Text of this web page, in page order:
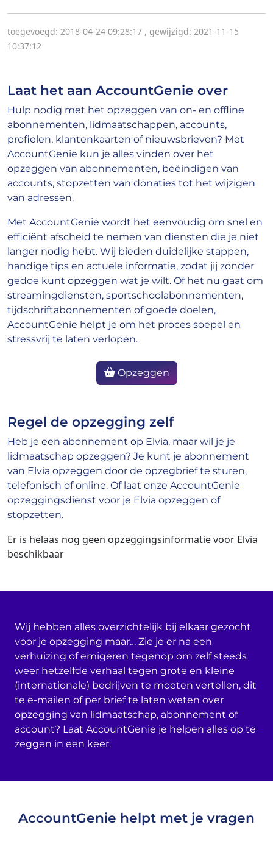
toegevoegd: 2018-04-24 09:28:17 , gewijzigd: 2021-11-15
10:37:12
Laat het aan AccountGenie over
Hulp nodig met het opzeggen van on- en offline
abonnementen, lidmaatschappen, accounts,
profielen, klantenkaarten of nieuwsbrieven? Met
AccountGenie kun je alles vinden over het
opzeggen van abonnementen, beëindigen van
accounts, stopzetten van donaties tot het wijzigen
van adressen.
Met AccountGenie wordt het eenvoudig om snel en
efficiënt afscheid te nemen van diensten die je niet
langer nodig hebt. Wij bieden duidelijke stappen,
handige tips en actuele informatie, zodat jij zonder
gedoe kunt opzeggen wat je wilt. Of het nu gaat om
streamingdiensten, sportschoolabonnementen,
tijdschriftabonnementen of goede doelen,
AccountGenie helpt je om het proces soepel en
stressvrij te laten verlopen.
Opzeggen
Regel de opzegging zelf
Heb je een abonnement op Elvia, maar wil je je
lidmaatschap opzeggen? Je kunt je abonnement
van Elvia opzeggen door de opzegbrief te sturen,
telefonisch of online. Of laat onze AccountGenie
opzeggingsdienst voor je Elvia opzeggen of
stopzetten.
Er is helaas nog geen opzeggingsinformatie voor Elvia
beschikbaar
Wij hebben alles overzichtelijk bij elkaar gezocht
voor je opzegging maar… Zie je er na een
verhuizing of emigeren tegenop om zelf steeds
weer hetzelfde verhaal tegen grote en kleine
(internationale) bedrijven te moeten vertellen, dit
te e-mailen of per brief te laten weten over
opzegging van lidmaatschap, abonnement of
account? Laat AccountGenie je helpen alles op te
zeggen in een keer.
AccountGenie helpt met je vragen